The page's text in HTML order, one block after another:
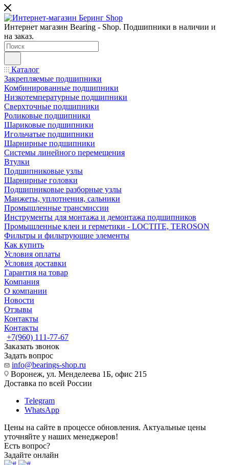
Интернет магазин Bearing - Shop. Подшипники в наличии и
на заказ.
Каталог
Закрепляемые подшипники
Комбинированные подшипники
Низкотемпературные подшипники
Сверхточные подшипники
Роликовые подшипники
Шариковые подшипники
Игольчатые подшипники
Шарнирные подшипники
Системы линейного перемещения
Втулки
Подшипниковые узлы
Шарнирные головки
Подшипниковые разборные узлы
Манжеты, уплотнения, сальники
Промышленные трансмиссии
Инструменты для монтажа и демонтажа подшипников
Промышленные клеи и герметики - LOCTITE, TEROSON
Фильтры и фильтрующие элементы
Как купить
Условия оплаты
Условия доставки
Гарантия на товар
Компания
О компании
Новости
Отзывы
Контакты
Контакты
+7(960) 111-77-67
Заказать звонок
Задать вопрос
info@bearings-shop.ru
Воронеж, ул. Менделеева 1Б, офис 215
Доставка по всей России
Telegram
WhatsApp
Цены на сайте в процессе обновления. Актуальные цены
уточняйте у наших менеджеров!
Есть вопрос?
Задайте онлайн